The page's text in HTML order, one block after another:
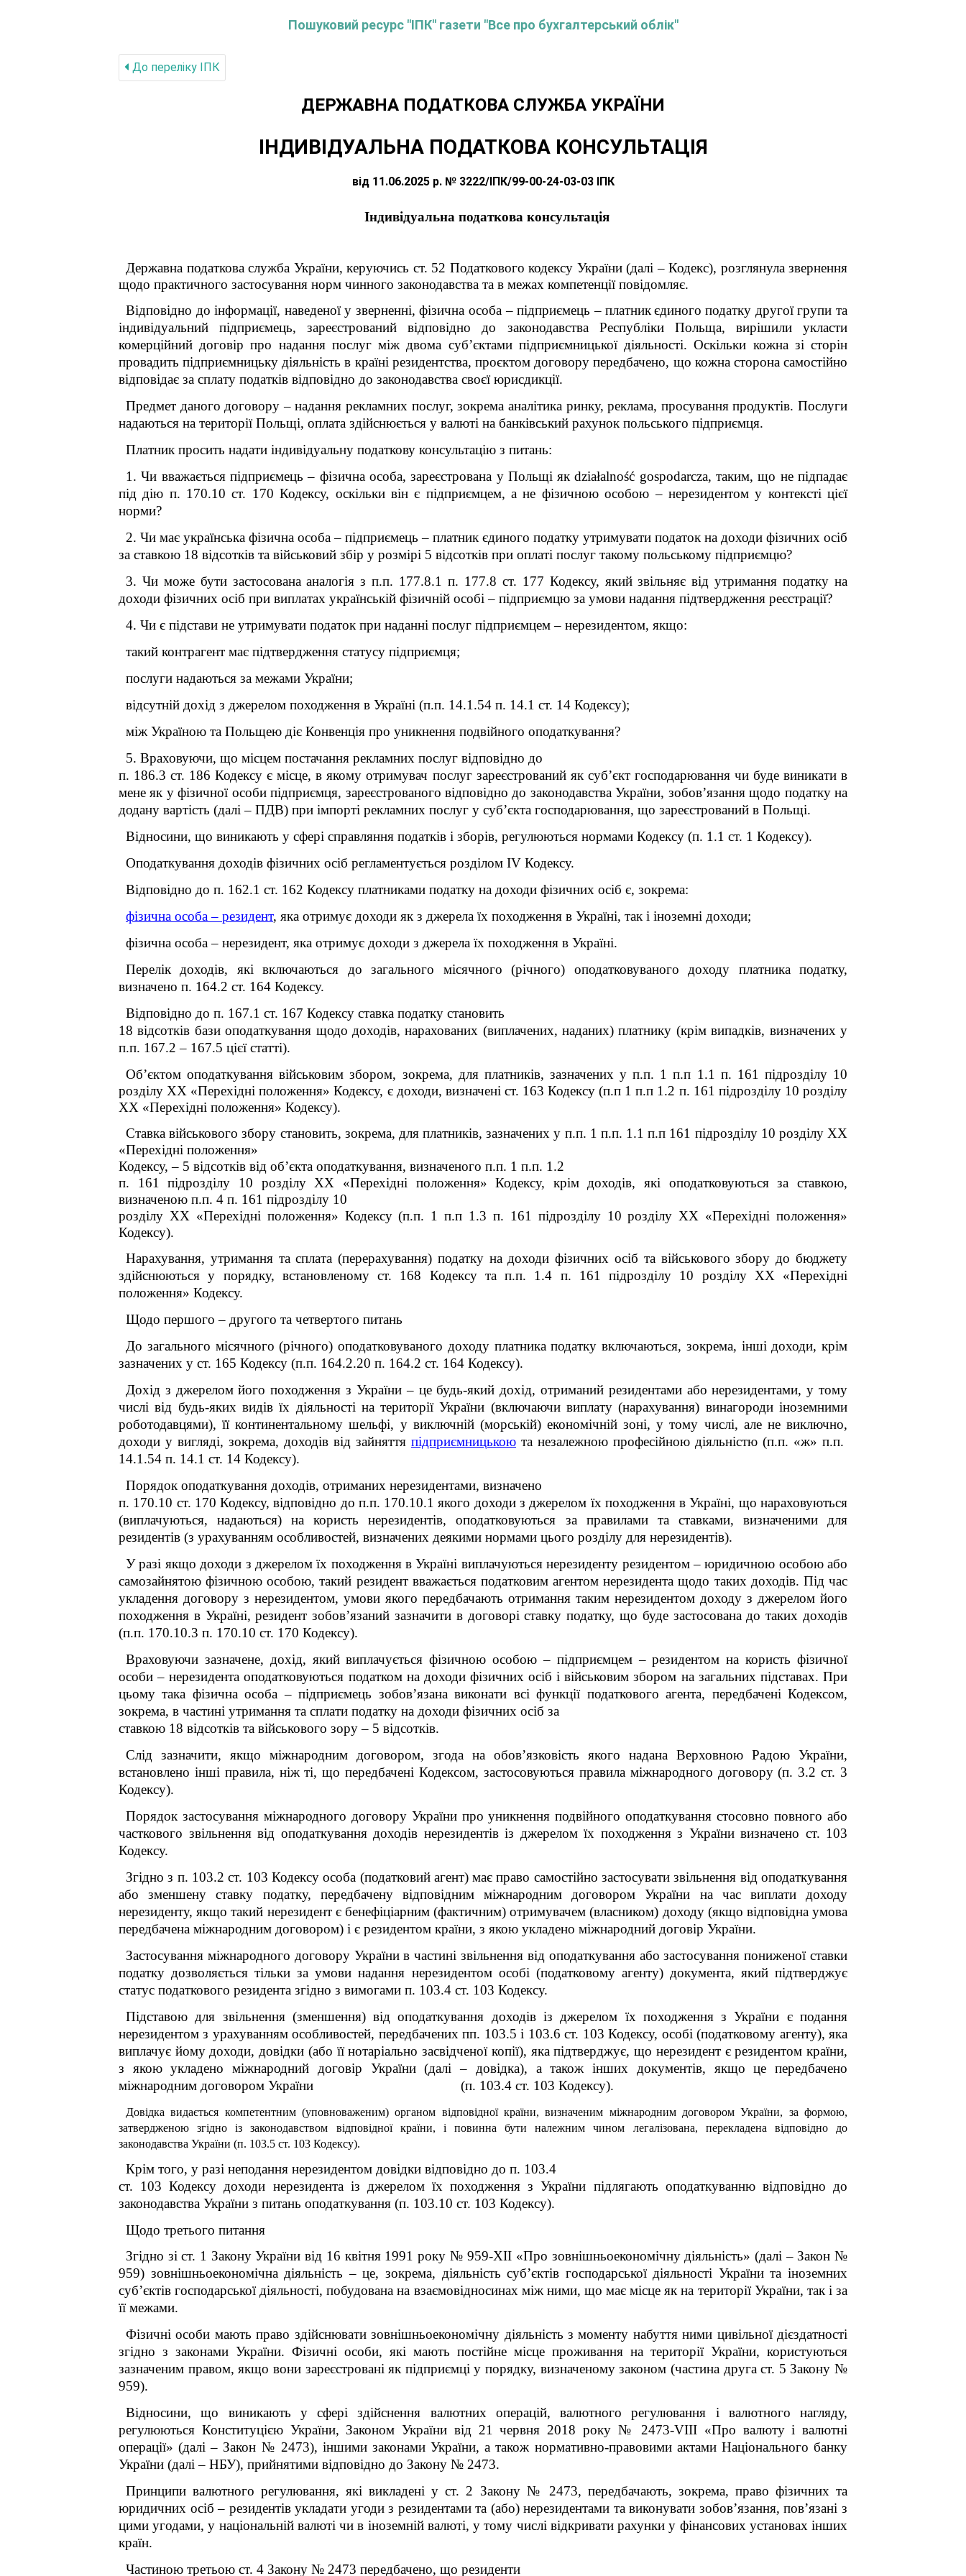
Пошуковий ресурс "ІПК" газети "Все про бухгалтерський облік"
До переліку IПК
ДЕРЖАВНА ПОДАТКОВА СЛУЖБА УКРАЇНИ
ІНДИВІДУАЛЬНА ПОДАТКОВА КОНСУЛЬТАЦІЯ
від 11.06.2025 р. № 3222/ІПК/99-00-24-03-03 ІПК
Індивідуальна податкова консультація
Державна податкова служба України, керуючись ст. 52 Податкового кодексу України (далі – Кодекс), розглянула звернення
щодо практичного застосування норм чинного законодавства та в межах компетенції повідомляє.
Відповідно до інформації, наведеної у зверненні,фізична особа – підприємець –платникєдиного податку другої групи та
індивідуальний підприємець, зареєстрований відповідно до законодавства Республіки Польща, вирішили укласти
комерційний договір про надання послуг між двома суб’єктами підприємницької діяльності. Оскільки кожна зі сторін
провадить підприємницьку діяльність в країні резидентства, проєктом договору передбачено, що кожна сторона самостійно
відповідає за сплату податків відповідно до законодавства своєї юрисдикції.
Предмет даного договору – надання рекламних послуг, зокрема аналітика ринку, реклама, просування продуктів. Послуги
надаються на території Польщі, оплата здійснюється у валюті на банківський рахунок польського підприємця.
Платник просить надати індивідуальну податкову консультацію з питань:
1. Чи вважається підприємець – фізична особа, зареєстрована у Польщі як działalność gospodarcza, таким, що не підпадає
під дію п. 170.10 ст. 170 Кодексу, оскільки він є підприємцем, а не фізичною особою­ – нерезидентом у контексті цієї
норми?
2. Чи має українська фізична особа – підприємець – платник єдиного податку утримувати податок на доходи фізичних осіб
за ставкою 18 відсотків та військовий збір у розмірі 5 відсотків при оплаті послуг такому польському підприємцю?
3. Чи може бути застосована аналогія з п.п. 177.8.1 п. 177.8 ст. 177 Кодексу, який звільняє від утримання податку на
доходи фізичних осіб при виплатах українській фізичній особі – підприємцю за умови надання підтвердження реєстрації?
4. Чи є підстави не утримувати податок при наданні послуг підприємцем – нерезидентом, якщо:
такий контрагент має підтвердження статусу підприємця;
послуги надаються за межами України;
відсутній дохід з джерелом походження в Україні (п.п. 14.1.54 п. 14.1 ст. 14 Кодексу);
між Україною та Польщею діє Конвенція про уникнення подвійного оподаткування?
5. Враховуючи, що місцем постачання рекламних послуг відповідно до
п. 186.3 ст. 186 Кодексу є місце, в якому отримувач послуг зареєстрований як суб’єкт господарювання чи буде виникати в
мене як у фізичної особи підприємця, зареєстрованого відповідно до законодавства України, зобов’язання щодо податку на
додану вартість (далі – ПДВ) при імпорті рекламних послуг у суб’єкта господарювання, що зареєстрований в Польщі.
Відносини, що виникають у сфері справляння податків і зборів, регулюються нормами Кодексу (п. 1.1 ст. 1 Кодексу).
Оподаткування доходів фізичних осіб регламентується розділом ІV Кодексу.
Відповідно до п. 162.1 ст. 162 Кодексу платниками податку на доходи фізичних осіб є, зокрема:
фізична особа – резидент, яка отримує доходи як з джерела їх походження в Україні, так і іноземні доходи;
фізична особа – нерезидент, яка отримує доходи з джерела їх походження в Україні.
Перелік доходів, які включаються до загального місячного (річного) оподатковуваного доходу платника податку,
визначено п. 164.2 ст. 164 Кодексу.
Відповідно до п. 167.1 ст. 167 Кодексу ставка податку становить
18 відсотків бази оподаткування щодо доходів, нарахованих (виплачених, наданих) платнику (крім випадків, визначених у
п.п. 167.2 – 167.5 цієї статті).
Об’єктом оподаткування військовим збором, зокрема, для платників, зазначених у п.п. 1 п.п 1.1 п. 161 підрозділу 10
розділу XX «Перехідні положення» Кодексу, є доходи, визначені ст. 163 Кодексу (п.п 1 п.п 1.2 п. 161 підрозділу 10 розділу
XX «Перехідні положення» Кодексу).
Ставка військового збору становить, зокрема, для платників, зазначених у п.п. 1 п.п. 1.1 п.п 161 підрозділу 10 розділу XX
«Перехідні положення»
Кодексу,– 5 відсотків від об’єкта оподаткування, визначеного п.п. 1 п.п. 1.2
п. 161 підрозділу 10 розділу XX «Перехідні положення» Кодексу, крім доходів, які оподатковуються за ставкою,
визначеною п.п. 4 п. 161 підрозділу 10
розділу XX «Перехідні положення» Кодексу (п.п. 1 п.п 1.3 п. 161
підрозділу 10 розділу XX «Перехідні положення»
Кодексу).
Нарахування, утримання та сплата (перерахування) податку на доходи фізичних осіб та військового збору до бюджету
здійснюються у порядку, встановленому ст. 168 Кодексу та п.п. 1.4 п. 161
підрозділу 10 розділу XX «Перехідні
положення» Кодексу.
Щодо першого – другого та четвертого питань
До загального місячного (річного) оподатковуваного доходу платника податку включаються, зокрема, інші доходи, крім
зазначених у ст. 165 Кодексу (п.п. 164.2.20 п. 164.2 ст. 164 Кодексу).
Дохід з джерелом його походження з України – це будь-який дохід, отриманий резидентами або нерезидентами, у тому
числі від будь-яких видів їх діяльності на території України (включаючи виплату (нарахування) винагороди іноземними
роботодавцями), її континентальному шельфі, у виключній (морській) економічній зоні, у тому числі, але не виключно,
доходи у вигляді, зокрема, доходів від зайняття підприємницькою та незалежною професійною діяльністю (п.п. «ж» п.п.
14.1.54 п. 14.1 ст. 14 Кодексу).
Порядок оподаткування доходів, отриманих нерезидентами, визначено
п. 170.10 ст. 170 Кодексу, відповідно до п.п. 170.10.1 якого доходи з джерелом їх походження в Україні, що нараховуються
(виплачуються, надаються) на користь нерезидентів, оподатковуються за правилами та ставками, визначеними для
резидентів (з урахуванням особливостей, визначених деякими нормами цього розділу для нерезидентів).
У разі якщо доходи з джерелом їх походження в Україні виплачуються нерезиденту резидентом – юридичною особою або
самозайнятою фізичною особою, такий резидент вважається податковим агентом нерезидента щодо таких доходів. Під час
укладення договору з нерезидентом, умови якого передбачають отримання таким нерезидентом доходу з джерелом його
походження в Україні, резидент зобов’язаний зазначити в договорі ставку податку, що буде застосована до таких доходів
(п.п. 170.10.3 п. 170.10 ст. 170 Кодексу).
Враховуючи зазначене, дохід, який виплачується фізичною особою – підприємцем – резидентом на користь фізичної
особи – нерезидента оподатковуються податком на доходи фізичних осіб і військовим збором на загальних підставах. При
цьому така фізична особа – підприємець зобов’язана виконати всі функції податкового агента, передбачені Кодексом,
зокрема, в частині утримання та сплати податку на доходи фізичних осіб за
ставкою 18 відсотків та військового зору – 5 відсотків.
Слід зазначити, якщо міжнародним договором, згода на обов’язковість якого надана Верховною Радою України,
встановлено інші правила, ніж ті, що передбачені Кодексом, застосовуються правила міжнародного договору (п. 3.2 ст. 3
Кодексу).
Порядок застосування міжнародного договору України про уникнення подвійного оподаткування стосовно повного або
часткового звільнення від оподаткування доходів нерезидентів із джерелом їх походження з України визначено ст. 103
Кодексу.
Згідно з п. 103.2 ст. 103 Кодексу особа (податковий агент) має право самостійно застосувати звільнення від оподаткування
або зменшену ставку податку, передбачену відповідним міжнародним договором України на час виплати доходу
нерезиденту, якщо такий нерезидент є бенефіціарним (фактичним) отримувачем (власником) доходу (якщо відповідна умова
передбачена міжнародним договором) і є резидентом країни, з якою укладено міжнародний договір України.
Застосування міжнародного договору України в частині звільнення від оподаткування або застосування пониженої ставки
податку дозволяється тільки за умови надання нерезидентом особі (податковому агенту) документа, який підтверджує
статус податкового резидента згідно з вимогами п. 103.4 ст. 103 Кодексу.
Підставою для звільнення (зменшення) від оподаткування доходів із джерелом їх походження з України є подання
нерезидентом з урахуванням особливостей, передбачених пп. 103.5 і 103.6 ст. 103 Кодексу, особі (податковому агенту), яка
виплачує йому доходи, довідки (або її нотаріально засвідченої копії), яка підтверджує, що нерезидент є резидентом країни,
з якою укладено міжнародний договір України (далі – довідка), а також інших документів, якщо це передбачено
міжнародним договором України (п. 103.4 ст. 103 Кодексу).
Довідка видається компетентним (уповноваженим) органом відповідної країни, визначеним міжнародним договором України, за формою,
затвердженою згідно із законодавством відповідної країни, і повинна бути належним чином легалізована, перекладена відповідно до
законодавства України (п. 103.5 ст. 103 Кодексу).
Крім того, у разі неподання нерезидентом довідки відповідно до п. 103.4
ст. 103 Кодексу доходи нерезидента із джерелом їх походження з України підлягають оподаткуванню відповідно до
законодавства України з питань оподаткування (п. 103.10 ст. 103 Кодексу).
Щодо третього питання
Згідно зі ст. 1 Закону України від 16 квітня 1991 року № 959-XII «Про зовнішньоекономічну діяльність» (далі – Закон №
959) зовнішньоекономічна діяльність – це, зокрема, діяльність суб’єктів господарської діяльності України та іноземних
суб’єктів господарської діяльності, побудована на взаємовідносинах між ними, що має місце як на території України, так і за
її межами.
Фізичні особи мають право здійснювати зовнішньоекономічну діяльність з моменту набуття ними цивільної дієздатності
згідно з законами України. Фізичні особи, які мають постійне місце проживання на території України, користуються
зазначеним правом, якщо вони зареєстровані як підприємці у порядку, визначеному законом (частина друга ст. 5 Закону №
959).
Відносини, що виникають у сфері здійснення валютних операцій, валютного регулювання і валютного нагляду,
регулюються Конституцією України, Законом України від 21 червня 2018 року № 2473-VIII «Про валюту і валютні
операції» (далі – Закон № 2473), іншими законами України, а також нормативно-правовими актами Національного банку
України (далі – НБУ), прийнятими відповідно до Закону № 2473.
Принципи валютного регулювання, які викладені у ст. 2 Закону № 2473, передбачають, зокрема, право фізичних та
юридичних осіб – резидентів укладати угоди з резидентами та (або) нерезидентами та виконувати зобов’язання, пов’язані з
цими угодами, у національній валюті чи в іноземній валюті, у тому числі відкривати рахунки у фінансових установах інших
країн.
Частиною третьою ст. 4 Закону № 2473 передбачено, що резиденти